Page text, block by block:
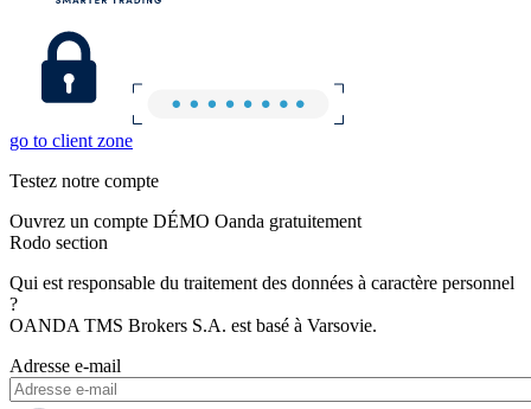
go to client zone
Testez notre compte
Ouvrez un compte DÉMO Oanda gratuitement
Rodo section
Qui est responsable du traitement des données à caractère personnel
?
OANDA TMS Brokers S.A. est basé à Varsovie.
Adresse e-mail